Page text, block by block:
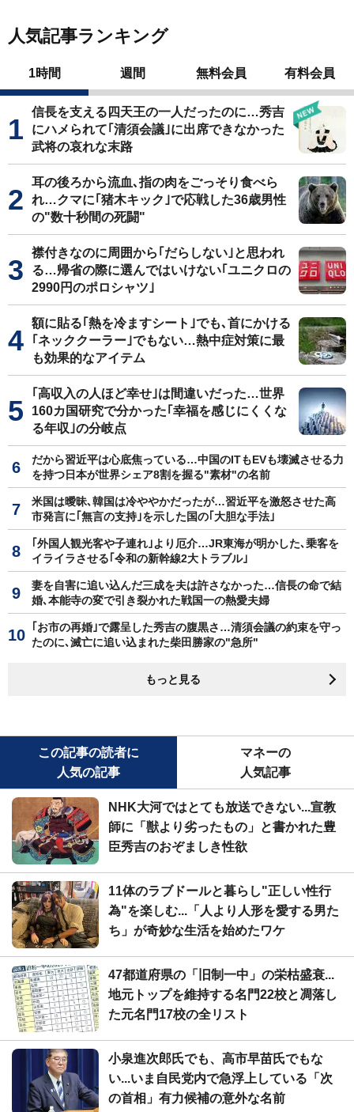
人気記事ランキング
1時間 週間 無料会員 有料会員
信長を支える四天王の一人だったのに…秀吉
にハメられて｢清須会議｣に出席できなかった
武将の哀れな末路
耳の後ろから流血､指の肉をごっそり食べら
れ…クマに｢猪木キック｣で応戦した36歳男性
の"数十秒間の死闘"
襟付きなのに周囲から｢だらしない｣と思われ
る…帰省の際に選んではいけない｢ユニクロの
2990円のポロシャツ｣
額に貼る｢熱を冷ますシート｣でも､首にかける
｢ネッククーラー｣でもない…熱中症対策に最
も効果的なアイテム
｢高収入の人ほど幸せ｣は間違いだった…世界
160カ国研究で分かった｢幸福を感じにくくな
る年収｣の分岐点
だから習近平は心底焦っている…中国のITもEVも壊滅させる力
を持つ日本が世界シェア8割を握る"素材"の名前
米国は曖昧､韓国は冷ややかだったが…習近平を激怒させた高
市発言に｢無言の支持｣を示した国の｢大胆な手法｣
｢外国人観光客や子連れ｣より厄介…JR東海が明かした､乗客を
イライラさせる｢令和の新幹線2大トラブル｣
妻を自害に追い込んだ三成を夫は許さなかった…信長の命で結
婚､本能寺の変で引き裂かれた戦国一の熱愛夫婦
｢お市の再婚｣で露呈した秀吉の腹黒さ…清須会議の約束を守っ
たのに､滅亡に追い込まれた柴田勝家の"急所"
もっと見る
この記事の読者に
人気の記事
マネーの
人気記事
NHK大河ではとても放送できない...宣教
師に「獣より劣ったもの」と書かれた豊
臣秀吉のおぞましき性欲
11体のラブドールと暮らし"正しい性行
為"を楽しむ...「人より人形を愛する男た
ち」が奇妙な生活を始めたワケ
47都道府県の「旧制一中」の栄枯盛衰...
地元トップを維持する名門22校と凋落し
た元名門17校の全リスト
小泉進次郎氏でも、高市早苗氏でもな
い...いま自民党内で急浮上している「次
の首相」有力候補の意外な名前